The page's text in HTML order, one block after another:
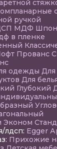
ручкой
МДФ Шпон
в пленке
Прованс
одежды Для
Для
Глубокий
Эконом
лдсп: Egger
Прихожие